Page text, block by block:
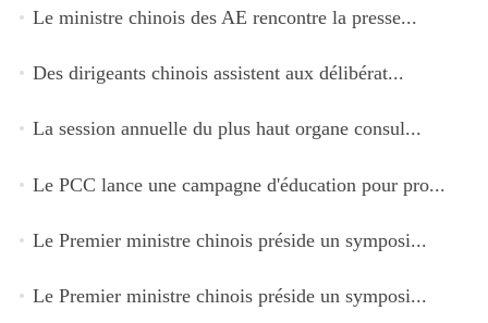
Le ministre chinois des AE rencontre la presse...
Des dirigeants chinois assistent aux délibérat...
La session annuelle du plus haut organe consul...
Le PCC lance une campagne d'éducation pour pro...
Le Premier ministre chinois préside un symposi...
Le Premier ministre chinois préside un symposi...